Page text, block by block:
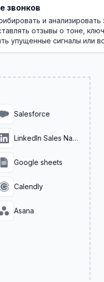
звонков
и
отзывы о тоне,
упущенные сигналы или
Salesforce
LinkedIn Sales Navigator
Google sheets
Calendly
Asana